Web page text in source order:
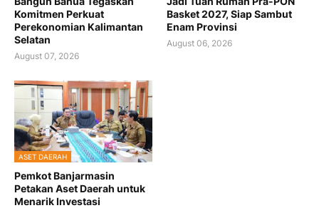
Komitmen Perkuat
Perekonomian Kalimantan
Selatan
August 07, 2026
Basket 2027, Siap Sambut
Enam Provinsi
August 06, 2026
ASET DAERAH
Pemkot Banjarmasin
Petakan Aset Daerah untuk
Menarik Investasi